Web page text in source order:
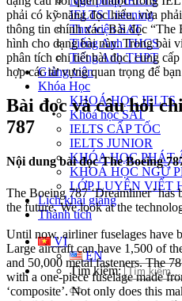
IELTS Listening
Thư viện SAT
Tiếng Anh THCS
Tiếng Anh THPT
Giảng viên
Khóa Học
KHOÁ HỌC IELTS
Khoá học SAT
IELTS CẤP TỐC
IELTS JUNIOR
KHÓA HỌC PHÁT
KHOÁ HỌC NGỮ
LỚP LUYỆN VIẾT
Lịch khai giảng
Thành tích
VI
EN
Tìm kiếm:
phải có kỹ năng đọc hiểu, vừa
thông tin chính xác. Bài đọc “The
hình cho dạng bài này. Trong bài
phân tích chi tiết bài đọc, cung
hợp các từ vựng quan trọng để
Bài đọc và câu hỏi
787
Nội dung bài đọcThe Boeing
The Boeing 787 ‘Dreamliner’ has
the future. We look at the
Until now, airliner fuselages have
Large aircraft can have 1,500 of
and 50,000 metal fasteners. The
with a one-piece fuselage made
‘composite’. Not only does this